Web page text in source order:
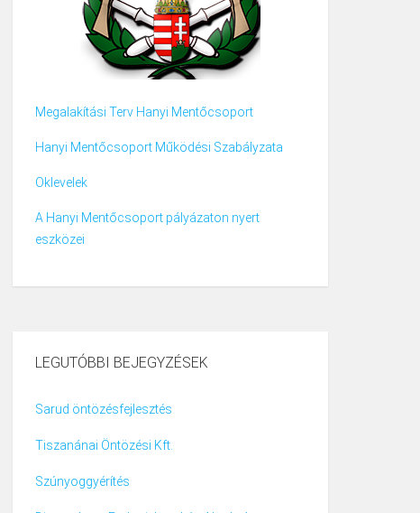
Megalakítási Terv Hanyi Mentőcsoport
Hanyi Mentőcsoport Működési Szabályzata
Oklevelek
A Hanyi Mentőcsoport pályázaton nyert
eszközei
LEGUTÓBBI BEJEGYZÉSEK
Sarud öntözésfejlesztés
Tiszanánai Öntözési Kft.
Szúnyoggyérítés